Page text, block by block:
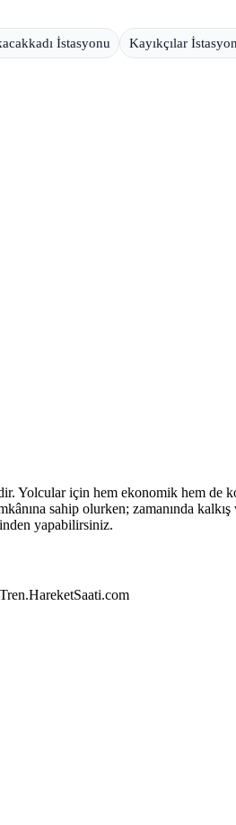
İstasyonu Kayıkçılar
Yolcular için hem ekonomik hem de
sahip olurken; zamanında kalkış
yapabilirsiniz.